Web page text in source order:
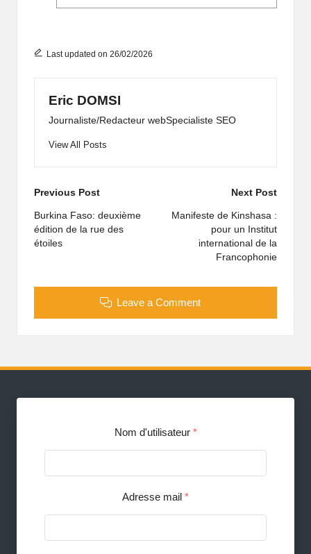
Last updated on 26/02/2026
Eric DOMSI
Journaliste/Redacteur webSpecialiste SEO
View All Posts
Previous Post
Burkina Faso: deuxième
édition de la rue des
étoiles
Next Post
Manifeste de Kinshasa :
pour un Institut
international de la
Francophonie
Leave a Comment
Nom d'utilisateur *
Adresse mail *